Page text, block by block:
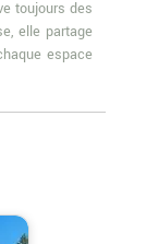
toujours des
elle partage
espace